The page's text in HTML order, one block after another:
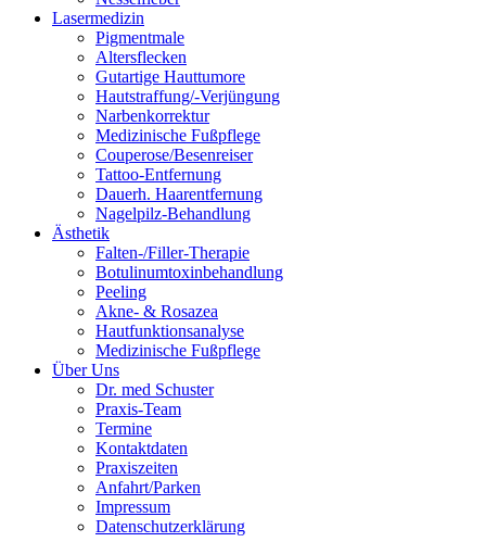
Lasermedizin
Pigmentmale
Altersflecken
Gutartige Hauttumore
Hautstraffung/-Verjüngung
Narbenkorrektur
Medizinische Fußpflege
Couperose/Besenreiser
Tattoo-Entfernung
Dauerh. Haarentfernung
Nagelpilz-Behandlung
Ästhetik
Falten-/Filler-Therapie
Botulinumtoxinbehandlung
Peeling
Akne- & Rosazea
Hautfunktionsanalyse
Medizinische Fußpflege
Über Uns
Dr. med Schuster
Praxis-Team
Termine
Kontaktdaten
Praxiszeiten
Anfahrt/Parken
Impressum
Datenschutzerklärung